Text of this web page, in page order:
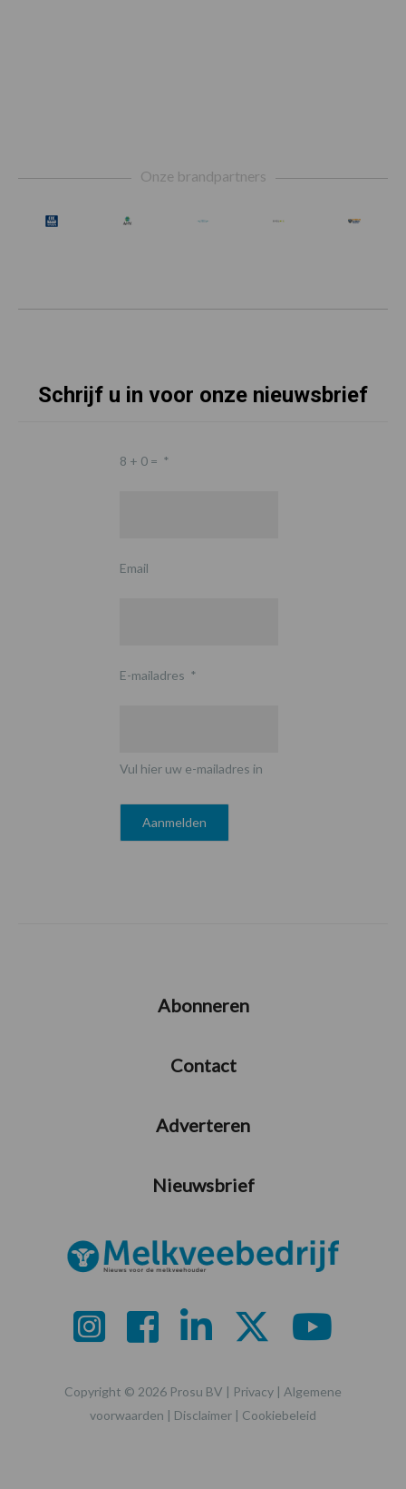
Onze brandpartners
Schrijf u in voor onze nieuwsbrief
8 + 0 = *
Email
E-mailadres *
Vul hier uw e-mailadres in
Abonneren
Contact
Adverteren
Nieuwsbrief
Copyright © 2026 Prosu BV | Privacy | Algemene
voorwaarden | Disclaimer | Cookiebeleid